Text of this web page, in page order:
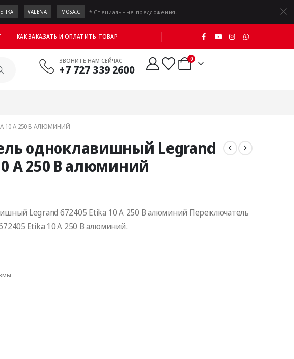
ETIKA VALENA MOSAIC * Специальные предложения.
КАК ЗАКАЗАТЬ И ОПЛАТИТЬ ТОВАР
ЗВОНИТЕ НАМ СЕЙЧАС
+7 727 339 2600
0
10 A 250 В АЛЮМИНИЙ
одноклавишный Legrand
A 250 В алюминий
Legrand 672405 Etika 10 A 250 В алюминий Переключатель
Etika 10 A 250 В алюминий.